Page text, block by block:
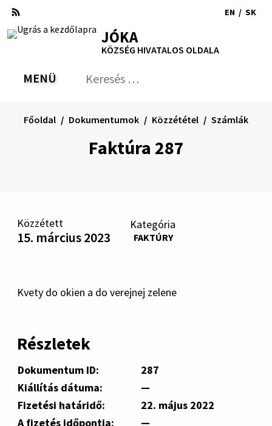
Ugrás
tartalomra
RSS Oldaltérkép
Nyomtatás
EN / SK
JÓKA
KÖZSÉG HIVATALOS OLDALA
VÁLTÁS
MENÜ Keresés:
Faktúra 287
Főoldal Dokumentumok Közzététel Számlák
Közzétett
15. március 2023
Kategória
FAKTÚRY
Kvety do okien a do verejnej zelene
Részletek
Dokumentum ID:
287
Kiállítás dátuma:
—
Fizetési határidő:
22. május 2022
A fizetés időpontja:
—